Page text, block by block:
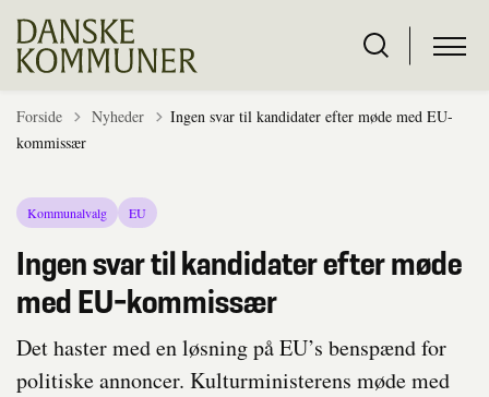
Forside Tilbage til
Nyheder
Ingen svar til kandidater efter møde med EU-
kommissær
Kommunalvalg EU
Ingen svar til kandidater efter møde
med EU-kommissær
Det haster med en løsning på EU’s benspænd for
politiske annoncer. Kulturministerens møde med